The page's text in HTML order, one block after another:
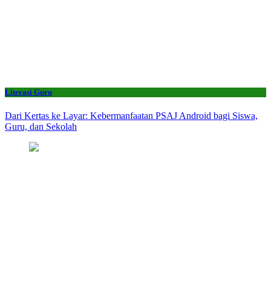
Literasi Guru
Dari Kertas ke Layar: Kebermanfaatan PSAJ Android bagi Siswa,
Guru, dan Sekolah